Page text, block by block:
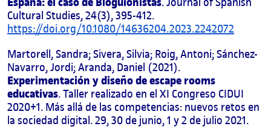
Cultural Studies, 24(3), 395-412.
https://doi.org/10.1080/14636204.2023.2242072
Martorell, Sandra; Sivera, Silvia; Roig, Antoni; Sánchez-
Navarro, Jordi; Aranda, Daniel (2021).
Experimentación y diseño de escape rooms
educativas. Taller realizado en el XI Congreso CIDUI
2020+1. Más allá de las competencias: nuevos retos en
la sociedad digital. 29, 30 de junio, 1 y 2 de julio 2021.